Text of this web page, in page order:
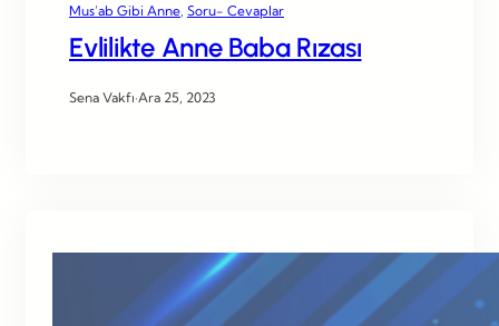
Mus’ab Gibi Anne Soru- Cevaplar
Evlilikte Anne Baba Rızası
Sena Vakfı·Ara 25, 2023